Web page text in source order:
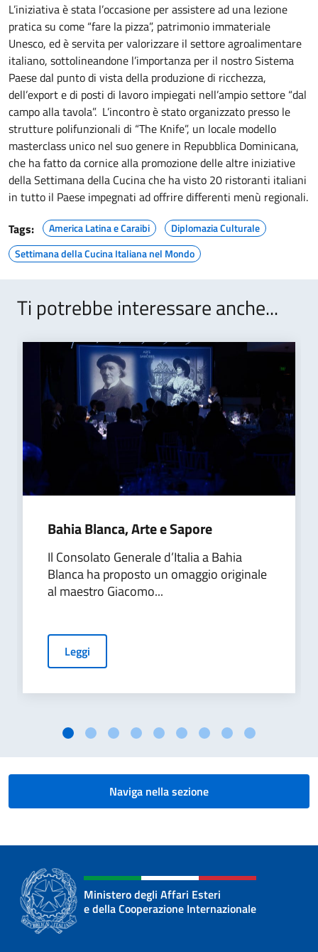
L’iniziativa è stata l’occasione per assistere ad una lezione
pratica su come “fare la pizza”, patrimonio immateriale
Unesco, ed è servita per valorizzare il settore agroalimentare
italiano, sottolineandone l’importanza per il nostro Sistema
Paese dal punto di vista della produzione di ricchezza,
dell’export e di posti di lavoro impiegati nell’ampio settore “dal
campo alla tavola”. L’incontro è stato organizzato presso le
strutture polifunzionali di “The Knife”, un locale modello
masterclass unico nel suo genere in Repubblica Dominicana,
che ha fatto da cornice alla promozione delle altre iniziative
della Settimana della Cucina che ha visto 20 ristoranti italiani
in tutto il Paese impegnati ad offrire differenti menù regionali.
Tags:
America Latina e Caraibi
Diplomazia Culturale
Settimana della Cucina Italiana nel Mondo
Ti potrebbe interessare anche...
Bahia Blanca, Arte e Sapore
Il Consolato Generale d’Italia a Bahia
Blanca ha proposto un omaggio originale
al maestro Giacomo...
Leggi
Naviga nella sezione
Ministero degli Affari Esteri
e della Cooperazione Internazionale